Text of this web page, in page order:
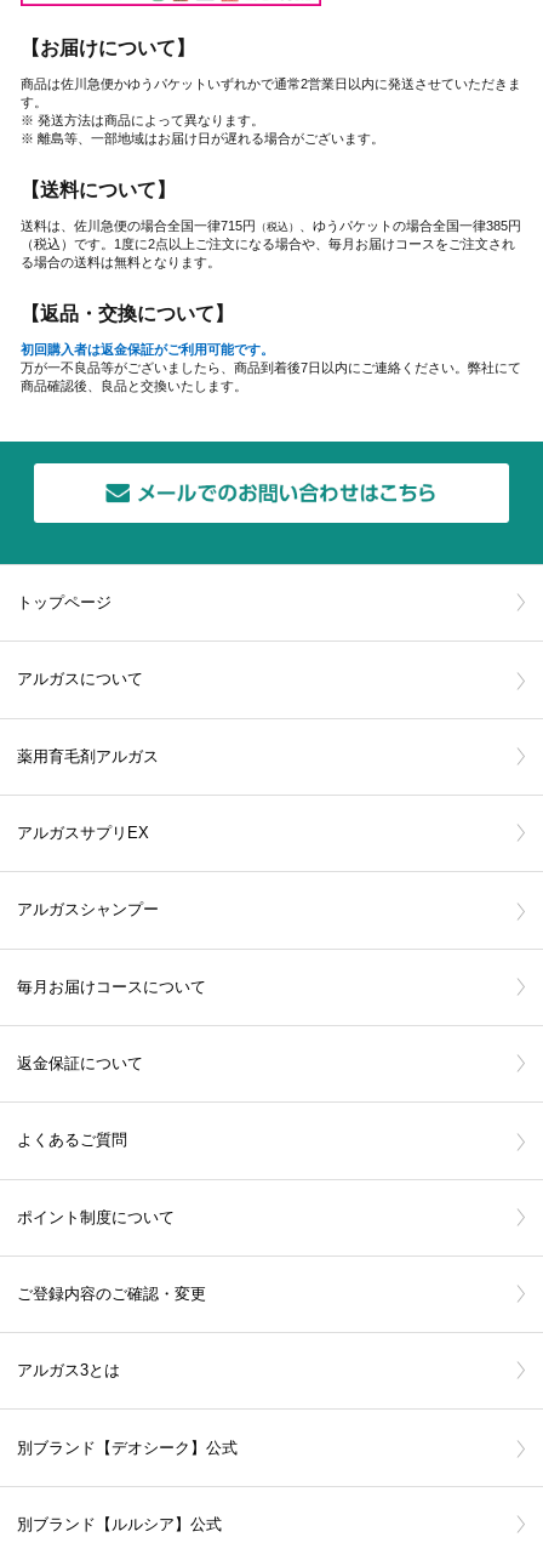
【お届けについて】
商品は佐川急便かゆうパケットいずれかで通常2営業日以内に発送させていただきま
す。
※ 発送方法は商品によって異なります。
※ 離島等、一部地域はお届け日が遅れる場合がございます。
【送料について】
送料は、佐川急便の場合全国一律715円 （税込）
、ゆうパケットの場合全国一律385円
（税込）です。1度に2点以上ご注文になる場合や、毎月お届けコースをご注文され
る場合の送料は無料となります。
【返品・交換について】
初回購入者は返金保証がご利用可能です。
万が一不良品等がございましたら、商品到着後7日以内にご連絡ください。弊社にて
商品確認後、良品と交換いたします。
トップページ
アルガスについて
薬用育毛剤アルガス
アルガスサプリEX
アルガスシャンプー
毎月お届けコースについて
返金保証について
よくあるご質問
ポイント制度について
ご登録内容のご確認・変更
アルガス3とは
別ブランド【デオシーク】公式
別ブランド【ルルシア】公式